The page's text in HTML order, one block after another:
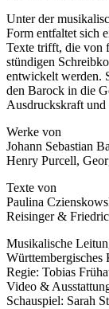
Unter der
Form entfaltet sich
Texte trifft, die von
stündigen
entwickelt werden.
den Barock in die
Ausdruckskraft und
Werke von
Johann Sebastian
Henry Purcell,
Texte von
Paulina
Reisinger &
Musikalische
Württembergisches
Regie: Tobias
Video &
Schauspiel: Sarah